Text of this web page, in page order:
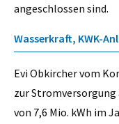
angeschlossen sind.
Wasserkraft, KWK-
Evi Obkircher vom
zur
von 7,6 Mio. kWh im